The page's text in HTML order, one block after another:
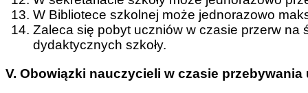
W Bibliotece szkolnej może jednorazowo
Zaleca się pobyt uczniów w czasie przerw na
dydaktycznych szkoły.
V. Obowiązki nauczycieli w czasie